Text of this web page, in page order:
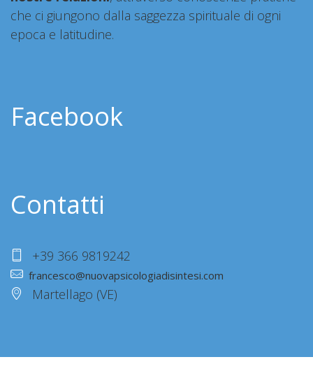
che ci giungono dalla saggezza spirituale di ogni
epoca e latitudine.
Facebook
Contatti
+39 366 9819242
francesco@nuovapsicologiadisintesi.com
Martellago (VE)